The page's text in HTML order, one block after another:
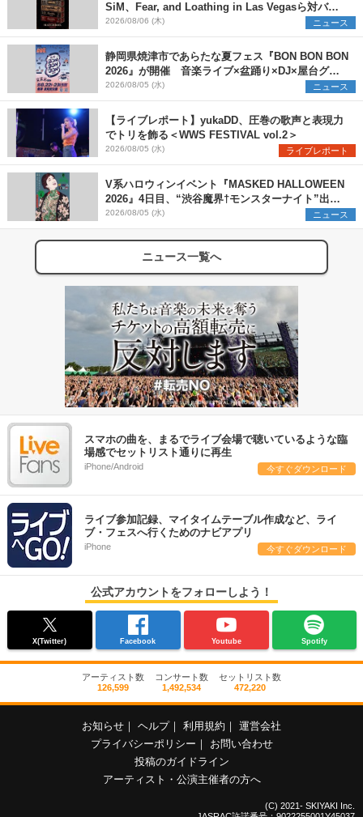
SiM、Fear, and Loathing in Las Vegasら対バン
アーティストを一斉解禁
2026/08/06 (木) ニュース
静岡県焼津市であらたな夏フェス『BON BON BON
2026』が開催 音楽ライブ×盆踊り×DJ×屋台グル
メ×ランタンナイトで彩る2日間
2026/08/05 (水) ニュース
【ライブレポート】yukaDD、圧巻の歌声と表現力
でトリを飾る＜WWS FESTIVAL vol.2＞
2026/08/05 (水) ライブレポート
V系ハロウィンイベント『MASKED HALLOWEEN
2026』4日目、“渋谷魔界†モンスターナイト”出演6
組を発表
2026/08/05 (水) ニュース
ニュース一覧へ
スマホの曲を、まるでライブ会場で聴いているような臨
場感でセットリスト通りに再生
iPhone/Android 今すぐダウンロード
ライブ参加記録、マイタイムテーブル作成など、ライ
ブ・フェスへ行くためのナビアプリ
iPhone 今すぐダウンロード
公式アカウントをフォローしよう！
X(Twitter) Facebook Youtube Spotify
アーティスト数
126,599
コンサート数
1,492,534
セットリスト数
472,220
お知らせ ｜ ヘルプ｜ 利用規約 ｜ 運営会社
プライバシーポリシー ｜
お問い合わせ
投稿のガイドライン
アーティスト・公演主催者の方へ
(C) 2021- SKIYAKI Inc.